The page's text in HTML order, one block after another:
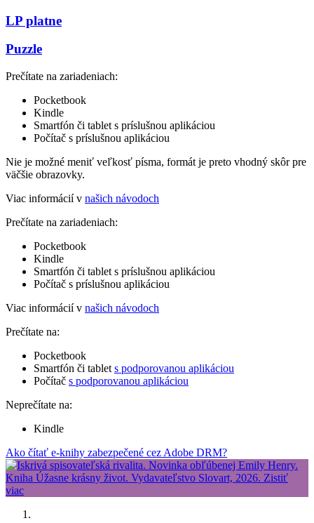
LP platne
Puzzle
Prečítate na zariadeniach:
Pocketbook
Kindle
Smartfón či tablet s príslušnou aplikáciou
Počítač s príslušnou aplikáciou
Nie je možné meniť veľkosť písma, formát je preto vhodný skôr pre
väčšie obrazovky.
Viac informácií v našich návodoch
Prečítate na zariadeniach:
Pocketbook
Kindle
Smartfón či tablet s príslušnou aplikáciou
Počítač s príslušnou aplikáciou
Viac informácií v našich návodoch
Prečítate na:
Pocketbook
Smartfón či tablet s podporovanou aplikáciou
Počítač s podporovanou aplikáciou
Neprečítate na:
Kindle
Ako čítať e-knihy zabezpečené cez Adobe DRM?